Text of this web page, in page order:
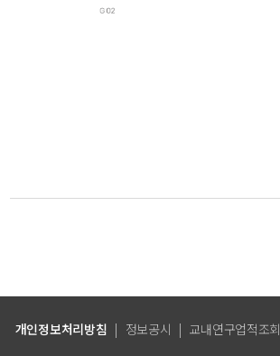
개인정보처리방침 | 정보공시 | 교내연구업적조회